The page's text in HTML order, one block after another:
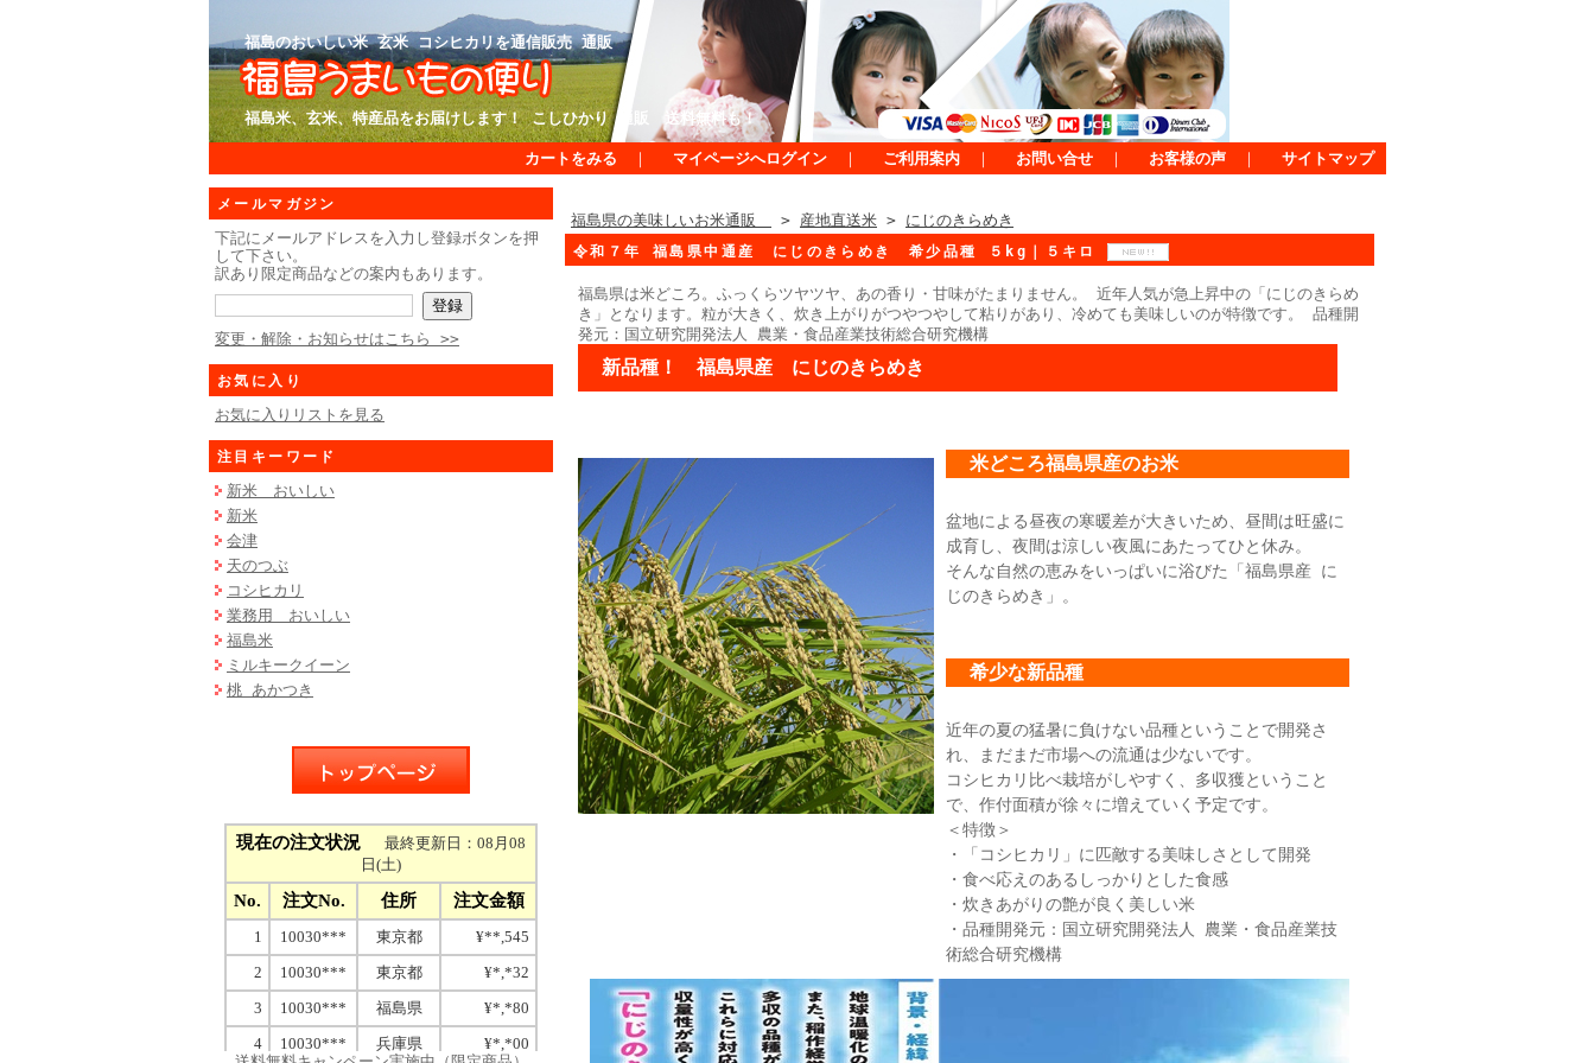
福島のおいしい米 玄米 コシヒカリを通信販売 通販
福島米、玄米、特産品をお届けします！ こしひかり 通販 送料無料も！
カートをみる ｜ マイページへログイン ｜ ご利用案内 ｜ お問い合せ ｜ お客様の声 ｜ サイトマップ
メールマガジン
下記にメールアドレスを入力し登録ボタンを押
して下さい。
訳あり限定商品などの案内もあります。
変更・解除・お知らせはこちら >>
お気に入り
お気に入りリストを見る
注目キーワード
新米 おいしい
新米
会津
天のつぶ
コシヒカリ
業務用 おいしい
福島米
ミルキークイーン
桃 あかつき
福島県の美味しいお米通販 > 産地直送米 > にじのきらめき
令和７年 福島県中通産 にじのきらめき 希少品種 ５kg｜５キロ
福島県は米どころ。ふっくらツヤツヤ、あの香り・甘味がたまりません。 近年人気が急上昇中の「にじのきらめ
き」となります。粒が大きく、炊き上がりがつやつやして粘りがあり、冷めても美味しいのが特徴です。 品種開
発元：国立研究開発法人 農業・食品産業技術総合研究機構
新品種！ 福島県産 にじのきらめき
米どころ福島県産のお米
盆地による昼夜の寒暖差が大きいため、昼間は旺盛に
成育し、夜間は涼しい夜風にあたってひと休み。
そんな自然の恵みをいっぱいに浴びた「福島県産 に
じのきらめき」。
希少な新品種
近年の夏の猛暑に負けない品種ということで開発さ
れ、まだまだ市場への流通は少ないです。
コシヒカリ比べ栽培がしやすく、多収獲ということ
で、作付面積が徐々に増えていく予定です。
＜特徴＞
・「コシヒカリ」に匹敵する美味しさとして開発
・食べ応えのあるしっかりとした食感
・炊きあがりの艶が良く美しい米
・品種開発元：国立研究開発法人 農業・食品産業技
術総合研究機構